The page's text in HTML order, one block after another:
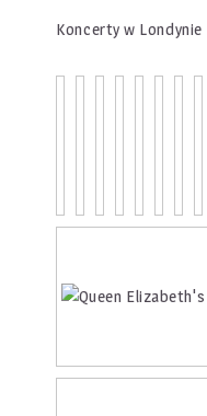
Koncerty w Londynie